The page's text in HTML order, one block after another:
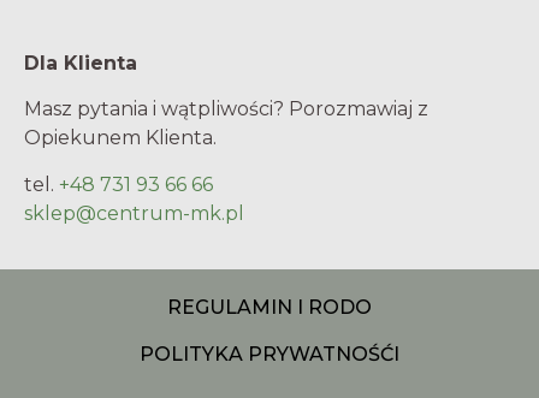
Dla Klienta
Masz pytania i wątpliwości? Porozmawiaj z
Opiekunem Klienta.
tel. +48 731 93 66 66
sklep@centrum-mk.pl
REGULAMIN I RODO
POLITYKA PRYWATNOŚĆI